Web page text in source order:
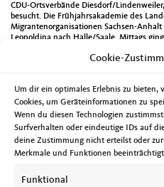
Cookie-
Um dir ein optimales Erlebnis zu bieten,
Cookies, um Geräteinformationen zu
Wenn du diesen Technologien
Surfverhalten oder eindeutige IDs auf
deine Zustimmung nicht erteilst oder
Merkmale und Funktionen
Funktional
CDU-Ortsverbände Diesdorf/
besucht. Die Frühjahrsakademie des
Migrantenorganisationen Sachsen-
Leopoldina nach Halle/Saale. Mittags
zum Denkmal für die zerstörte
Christlich-Demokratischen
Als Mitglied der CDU Landtagsfraktion
Rahmen des Zukunftstages am
Landtagsabgeordneten erklären dürfen.
open war ich dann am Freitag mit dabei.
wahrlich nicht nur etwas für
Sportlich aktiv wurde ich am Samstag im